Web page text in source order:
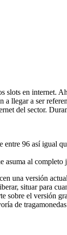
slots en internet.
llegar a ser
del sector.
entre 96 así­ igual
asuma al completo
una versión
situar para
sobre el versión
de